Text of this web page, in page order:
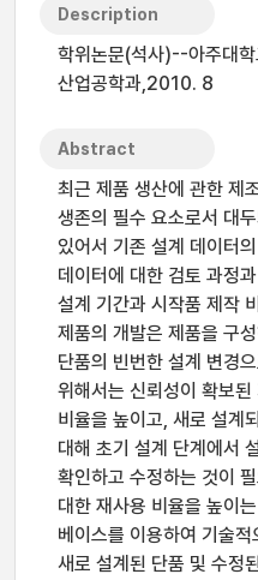
Description
학위논문(석사)--아주대
산업공학과,2010. 8
Abstract
최근 제품 생산에 관한 제
생존의 필수 요소로서 대
있어서 기존 설계 데이터
데이터에 대한 검토 과정
설계 기간과 시작품 제작
제품의 개발은 제품을 구
단품의 빈번한 설계 변경
위해서는 신뢰성이 확보
비율을 높이고, 새로 설계
대해 초기 설계 단계에서
확인하고 수정하는 것이
대한 재사용 비율을 높이
베이스를 이용하여 기술
새로 설계된 단품 및 수정